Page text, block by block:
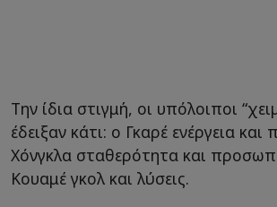
Την ίδια στιγμή, οι υπόλοιποι
έδειξαν κάτι: ο Γκαρέ ενέργεια
Χόνγκλα σταθερότητα και
Κουαμέ γκολ και λύσεις.